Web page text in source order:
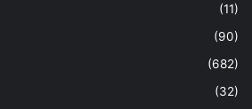
(11)
(90)
(682)
(32)